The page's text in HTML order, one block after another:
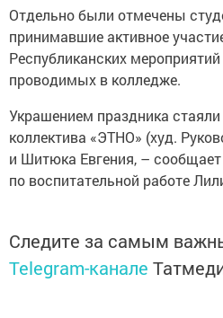
Отдельно были отмечены
принимавшие активное
Республиканских
проводимых в колледже.
Украшением праздника
коллектива «ЭТНО» (худ.
и Шитюка Евгения, –
по воспитательной работе
Следите за самым
Telegram-канале